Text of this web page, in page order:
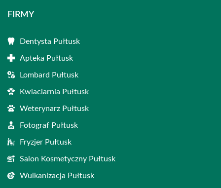
FIRMY
Dentysta Pułtusk
Apteka Pułtusk
Lombard Pułtusk
Kwiaciarnia Pułtusk
Weterynarz Pułtusk
Fotograf Pułtusk
Fryzjer Pułtusk
Salon Kosmetyczny Pułtusk
Wulkanizacja Pułtusk